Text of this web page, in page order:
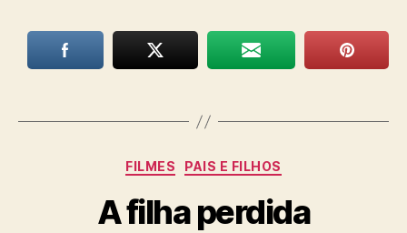
Categorias
FILMES PAIS E FILHOS
A filha perdida